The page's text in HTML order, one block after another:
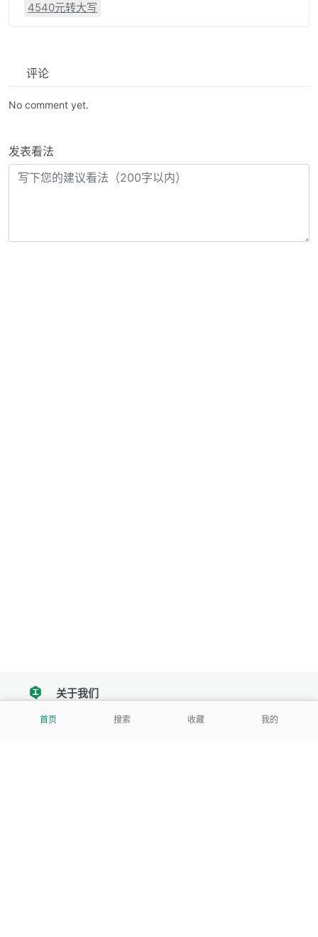
4540元转大写
评论
No comment yet.
发表看法
首页 搜索 收藏 我的
tencent关于我们
我们努力把每一个工具做成批量处理的产品